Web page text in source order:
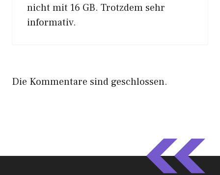
nicht mit 16 GB. Trotzdem sehr
informativ.
Die Kommentare sind geschlossen.